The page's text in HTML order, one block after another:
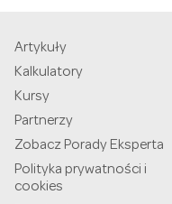
Artykuły
Kalkulatory
Kursy
Partnerzy
Zobacz Porady Eksperta
Polityka prywatności i
cookies